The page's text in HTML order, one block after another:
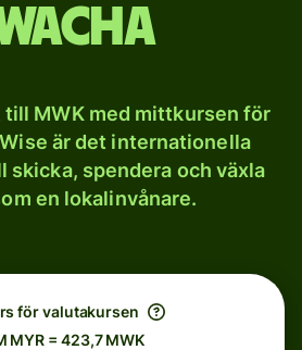
till MWK med mittkursen för
är det internationella
skicka, spendera och växla
en lokalinvånare.
för valutakursen
MYR = 423,7 MWK